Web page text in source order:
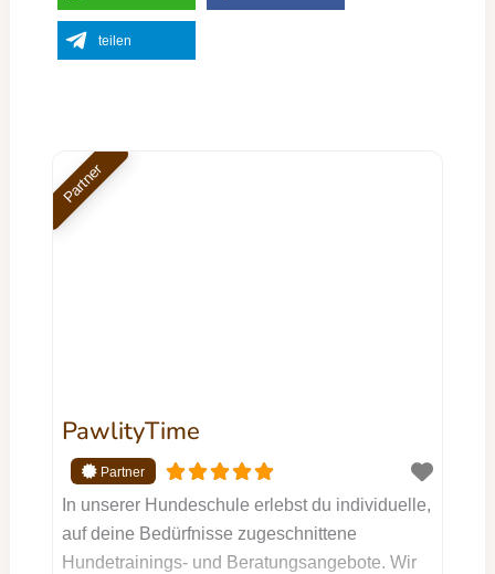
teilen
Partner
PawlityTime
In unserer Hundeschule erlebst du individuelle,
auf deine Bedürfnisse zugeschnittene
Hundetrainings- und Beratungsangebote. Wir